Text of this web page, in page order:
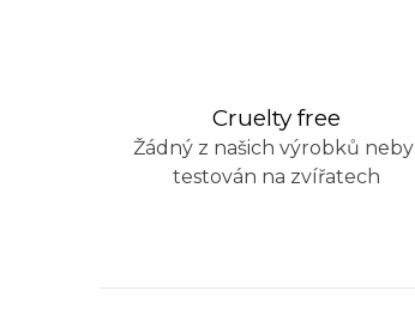
Cruelty free
Žádný z našich výrobků nebyl
testován na zvířatech